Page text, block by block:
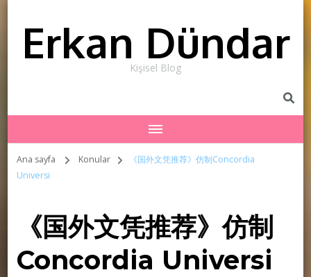
Erkan Dündar
Kişisel Blog
Ana sayfa Konular
《国外文凭推荐》仿制Concordia
Universi
《国外文凭推荐》仿制
Concordia Universi